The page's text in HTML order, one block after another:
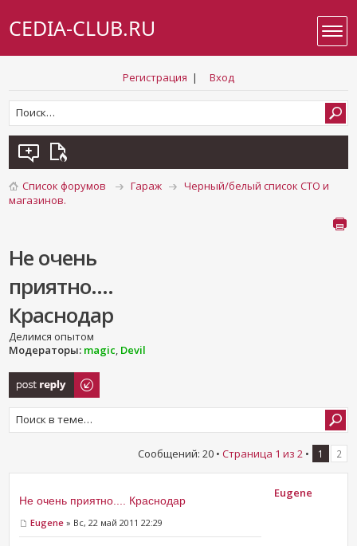
CEDIA-CLUB.RU
Регистрация | Вход
Список форумов Гараж
Черный/белый список СТО и
магазинов.
Не очень
приятно....
Краснодар
Делимся опытом
Модераторы: magic, Devil
Ответить
Сообщений: 20 • Страница 1 из 2 • 1 2
Не очень приятно.... Краснодар
Eugene » Вс, 22 май 2011 22:29
Eugene